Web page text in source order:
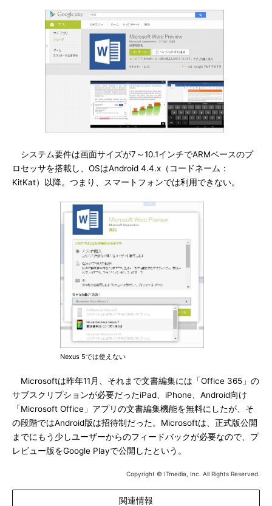
システム要件は画面サイズが7～10.1インチでARMベースのプ
ロセッサを搭載し、OSはAndroid 4.4.x（コードネーム：
KitKat）以降。つまり、スマートフォンでは利用できない。
Nexus 5では使えない
Microsoftは昨年11月、それまで文書編集には「Office 365」の
サブスクリプションが必要だったiPad、iPhone、Android向け
「Microsoft Office」アプリの文書編集機能を無料にしたが、そ
の段階ではAndroid版は招待制だった。Microsoftは、正式版公開
までにもう少しユーザーからのフィードバックが必要なので、プ
レビュー版をGoogle Playで公開したという。
Copyright © ITmedia, Inc. All Rights Reserved.
関連情報